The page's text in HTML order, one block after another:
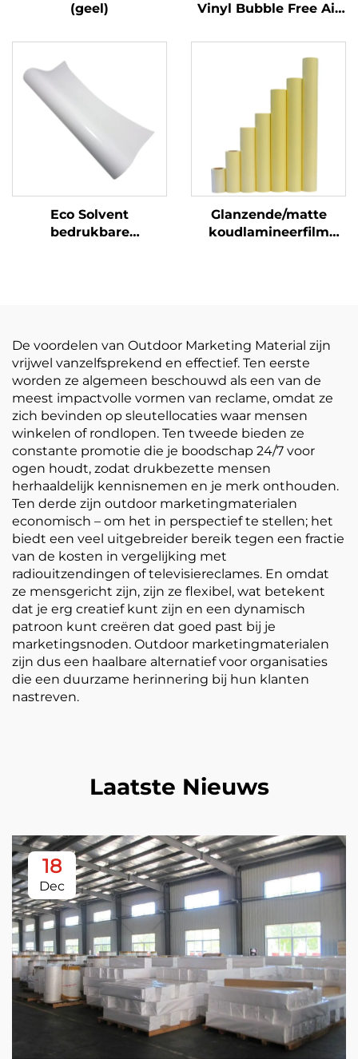
(geel)
Vinyl Bubble Free Air
Zelfklevende Vinylrol
voor Motor Auto Dirt
Bike Decal
Eco Solvent
bedrukbare
Glanzende/matte
koudlamineerfilm
De voordelen van Outdoor Marketing Material zijn
vrijwel vanzelfsprekend en effectief. Ten eerste
worden ze algemeen beschouwd als een van de
meest impactvolle vormen van reclame, omdat ze
zich bevinden op sleutellocaties waar mensen
winkelen of rondlopen. Ten tweede bieden ze
constante promotie die je boodschap 24/7 voor
ogen houdt, zodat drukbezette mensen
herhaaldelijk kennisnemen en je merk onthouden.
Ten derde zijn outdoor marketingmaterialen
economisch – om het in perspectief te stellen; het
biedt een veel uitgebreider bereik tegen een fractie
van de kosten in vergelijking met
radiouitzendingen of televisiereclames. En omdat
ze mensgericht zijn, zijn ze flexibel, wat betekent
dat je erg creatief kunt zijn en een dynamisch
patroon kunt creëren dat goed past bij je
marketingsnoden. Outdoor marketingmaterialen
zijn dus een haalbare alternatief voor organisaties
die een duurzame herinnering bij hun klanten
nastreven.
Laatste Nieuws
18
Dec